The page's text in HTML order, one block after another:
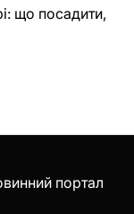
що посадити,
портал